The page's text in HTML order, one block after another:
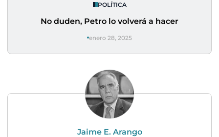
POLÍTICA
No duden, Petro lo volverá a hacer
enero 28, 2025
Jaime E. Arango